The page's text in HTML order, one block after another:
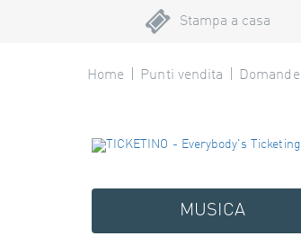
Stampa a casa
Home Punti vendita
MUSICA